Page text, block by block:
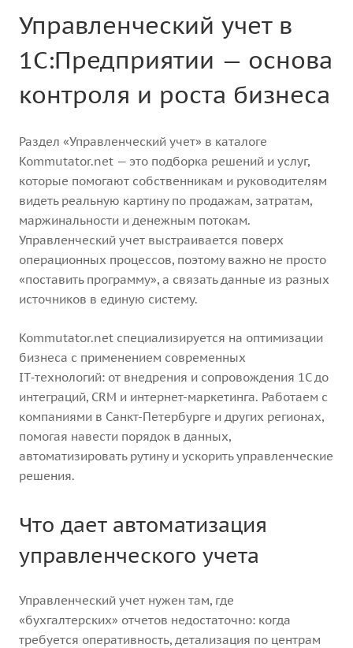
Управленческий учет в
1С:Предприятии — основа
контроля и роста бизнеса
Раздел «Управленческий учет» в каталоге
Kommutator.net — это подборка решений и услуг,
которые помогают собственникам и руководителям
видеть реальную картину по продажам, затратам,
маржинальности и денежным потокам.
Управленческий учет выстраивается поверх
операционных процессов, поэтому важно не просто
«поставить программу», а связать данные из разных
источников в единую систему.
Kommutator.net специализируется на оптимизации
бизнеса с применением современных
IT‑технологий: от внедрения и сопровождения 1С до
интеграций, CRM и интернет-маркетинга. Работаем с
компаниями в Санкт-Петербурге и других регионах,
помогая навести порядок в данных,
автоматизировать рутину и ускорить управленческие
решения.
Что дает автоматизация
управленческого учета
Управленческий учет нужен там, где
«бухгалтерских» отчетов недостаточно: когда
требуется оперативность, детализация по центрам